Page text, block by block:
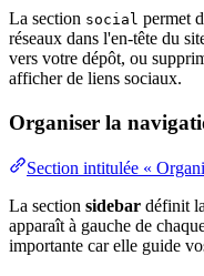
La section social permet
réseaux dans l'en-tête du
vers votre dépôt, ou
afficher de liens sociaux.
Organiser la
Section intitulée «
La section sidebar définit
apparaît à gauche de
importante car elle guide